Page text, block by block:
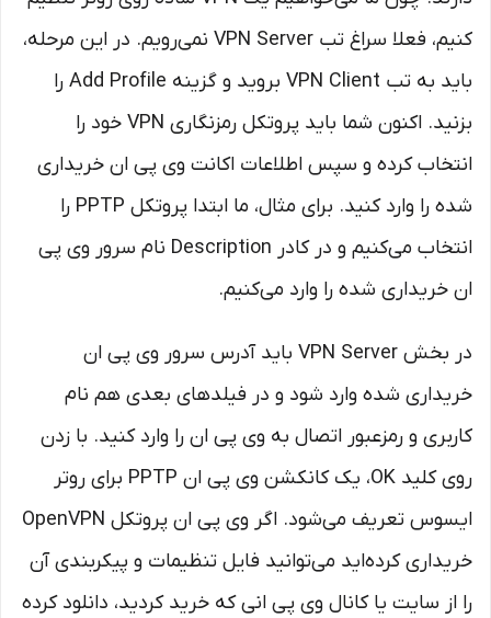
کنیم، فعلا سراغ تب VPN Server نمی‌رویم. در این مرحله،
باید به تب VPN Client بروید و گزینه Add Profile را
بزنید. اکنون شما باید پروتکل رمزنگاری VPN خود را
انتخاب کرده و سپس اطلاعات اکانت وی پی ان خریداری
شده را وارد کنید. برای مثال، ما ابتدا پروتکل PPTP را
انتخاب می‌کنیم و در کادر Description نام سرور وی پی
ان خریداری شده را وارد می‌کنیم.
در بخش VPN Server باید آدرس سرور وی پی ان
خریداری شده وارد شود و در فیلدهای بعدی هم نام
کاربری و رمزعبور اتصال به وی پی ان را وارد کنید. با زدن
روی کلید OK، یک کانکشن وی پی ان PPTP برای روتر
ایسوس تعریف می‌شود. اگر وی پی ان پروتکل OpenVPN
خریداری کرده‌اید می‌توانید فایل تنظیمات و پیکربندی آن
را از سایت یا کانال وی پی انی که خرید کردید، دانلود کرده